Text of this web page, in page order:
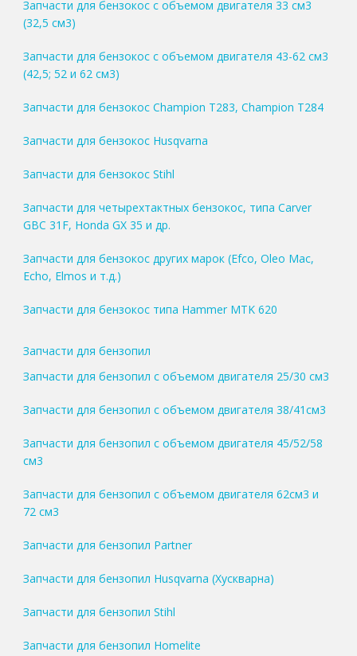
Запчасти для бензокос с объемом двигателя 33 см3
(32,5 см3)
Запчасти для бензокос с объемом двигателя 43-62 см3
(42,5; 52 и 62 см3)
Запчасти для бензокос Champion T283, Champion T284
Запчасти для бензокос Husqvarna
Запчасти для бензокос Stihl
Запчасти для четырехтактных бензокос, типа Carver
GBC 31F, Honda GX 35 и др.
Запчасти для бензокос других марок (Efco, Oleo Mac,
Echo, Elmos и т.д.)
Запчасти для бензокос типа Hammer MTK 620
Запчасти для бензопил
Запчасти для бензопил с объемом двигателя 25/30 см3
Запчасти для бензопил с объемом двигателя 38/41см3
Запчасти для бензопил с объемом двигателя 45/52/58
см3
Запчасти для бензопил с объемом двигателя 62см3 и
72 см3
Запчасти для бензопил Partner
Запчасти для бензопил Husqvarna (Хускварна)
Запчасти для бензопил Stihl
Запчасти для бензопил Homelite